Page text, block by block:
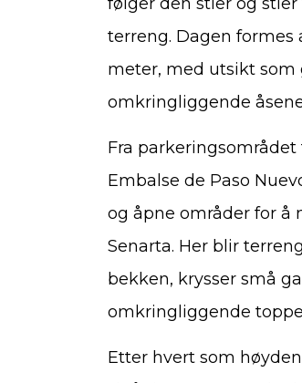
terreng. Dagen
meter, med utsikt som
omkringliggende
Fra
Embalse de Paso
og åpne områder for å
Senarta. Her blir
bekken, krysser små
omkringliggende
Etter hvert som